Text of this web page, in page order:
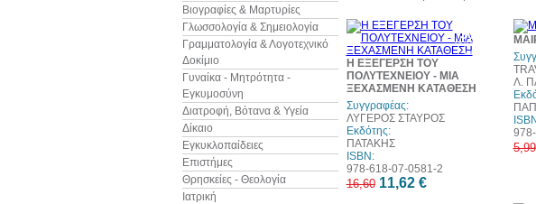
Βιογραφίες & Μαρτυρίες
Γλωσσολογία & Σημειολογία
Γραμματολογία & Λογοτεχνικό
Δοκίμιο
Γυναίκα - Μητρότητα -
Εγκυμοσύνη
Διατροφή, Βότανα & Υγεία
Δίκαιο
Εγκυκλοπαίδειες
Επιστήμες
Θρησκείες - Θεολογία
Ιατρική
30%
έκπτωση
web
Η ΕΞΕΓΕΡΣΗ ΤΟΥ
ΠΟΛΥΤΕΧΝΕΙΟΥ - ΜΙΑ
ΞΕΧΑΣΜΕΝΗ ΚΑΤΑΘΕΣΗ
Συγγραφέας:
ΛΥΓΕΡΟΣ ΣΤΑΥΡΟΣ
Εκδότης:
ΠΑΤΑΚΗΣ
ISBN:
978-618-07-0581-2
16,60 11,62 €
Λ.
5,99